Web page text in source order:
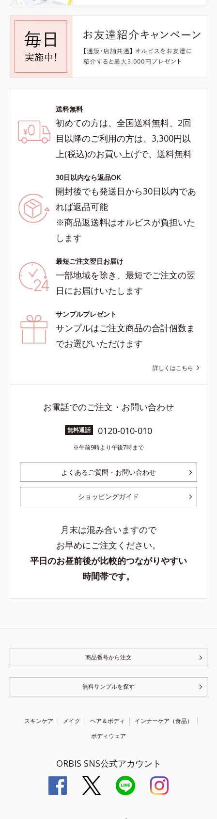
送料無料
初めての方は、全国送料無料、2回
目以降のご利用の方は、3,300円以
上(税込)のお買い上げで、送料無料
30日以内なら返品OK
開封後でも発送日から30日以内であ
れば返品可能
※商品返送料はオルビスが負担いた
します
最短ご注文翌日お届け
一部地域を除き、最短でご注文の翌
日にお届けいたします
サンプルプレゼント
サンプルはご注文商品の合計個数ま
でお選びいただけます
詳しくはこちら
お電話でのご注文・お問い合わせ
無料通話 0120-010-010
午前9時より午後7時まで
よくあるご質問・お問い合わせ
ショッピングガイド
月末は混み合いますので
お早めにご注文ください。
平日のお昼前後が比較的つながりやすい
時間帯です。
商品番号から注文
無料サンプルを探す
スキンケア メイク ヘア＆ボディ
インナーケア（食品）
ボディウェア
ORBIS SNS公式アカウント